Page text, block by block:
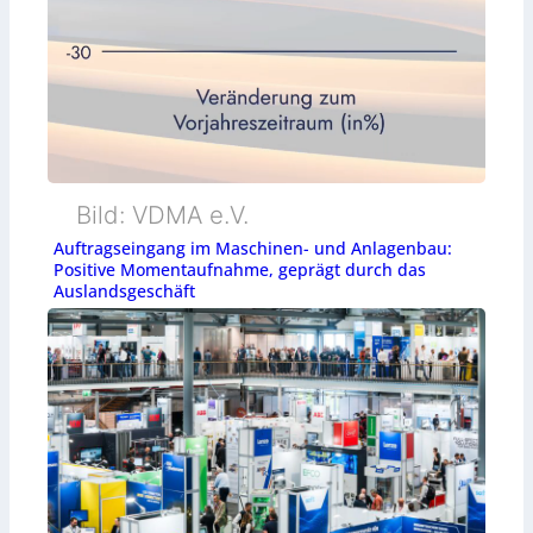
m
n
-
e
c
h
n
o
l
o
n
g
Bild: VDMA e.V.
Auftragseingang im Maschinen- und Anlagenbau:
Positive Momentaufnahme, geprägt durch das
Auslandsgeschäft